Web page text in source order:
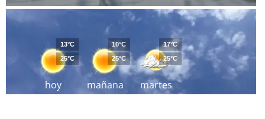
hoy
13°C
25°C
mañana
10°C
25°C
martes
17°C
25°C